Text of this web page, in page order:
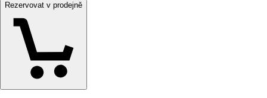
Rezervovat v prodejně